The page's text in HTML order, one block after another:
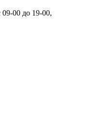
00 до 19-00,